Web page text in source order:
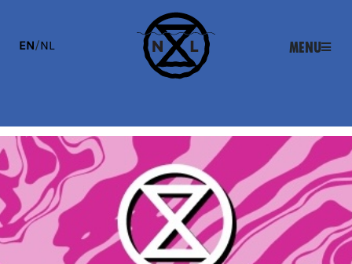
EN/NL Menu